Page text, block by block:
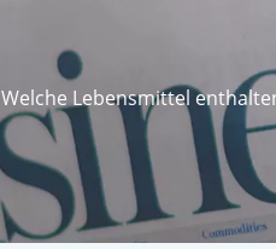
Welche Lebensmittel